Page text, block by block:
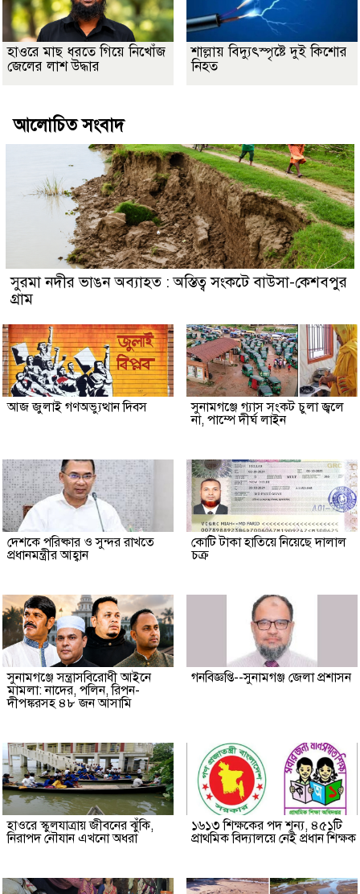
হাওরে মাছ ধরতে গিয়ে নিখোঁজ
জেলের লাশ উদ্ধার
শাল্লায় বিদ্যুৎস্পৃষ্টে দুই কিশোর
নিহত
আলোচিত সংবাদ
সুরমা নদীর ভাঙন অব্যাহত : অস্তিত্ব সংকটে বাউসা-কেশবপুর
গ্রাম
আজ জুলাই গণঅভ্যুত্থান দিবস
সুনামগঞ্জে গ্যাস সংকট চুলা জ্বলে
না, পাম্পে দীর্ঘ লাইন
দেশকে পরিষ্কার ও সুন্দর রাখতে
প্রধানমন্ত্রীর আহ্বান
কোটি টাকা হাতিয়ে নিয়েছে দালাল
চক্র
‎সুনামগঞ্জে সন্ত্রাসবিরোধী আইনে
মামলা: নাদের, পলিন, রিপন-
দীপঙ্করসহ ৪৮ জন আসামি
গনবিজ্ঞপ্তি--সুনামগঞ্জ জেলা প্রশাসন
হাওরে স্কুলযাত্রায় জীবনের ঝুঁকি,
নিরাপদ নৌযান এখনো অধরা
১৬১৩ শিক্ষকের পদ শূন্য, ৪৫১টি
প্রাথমিক বিদ্যালয়ে নেই প্রধান শিক্ষক